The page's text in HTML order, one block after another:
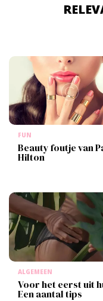
FUN
Beauty foutje van
Hilton
ALGEMEEN
Voor het eerst uit
Een aantal tips